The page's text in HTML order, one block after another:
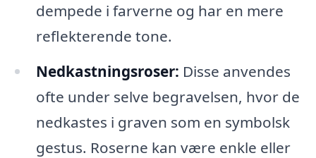
dempede i farverne og har en mere
reflekterende tone.
Nedkastningsroser: Disse anvendes
ofte under selve begravelsen, hvor de
nedkastes i graven som en symbolsk
gestus. Roserne kan være enkle eller